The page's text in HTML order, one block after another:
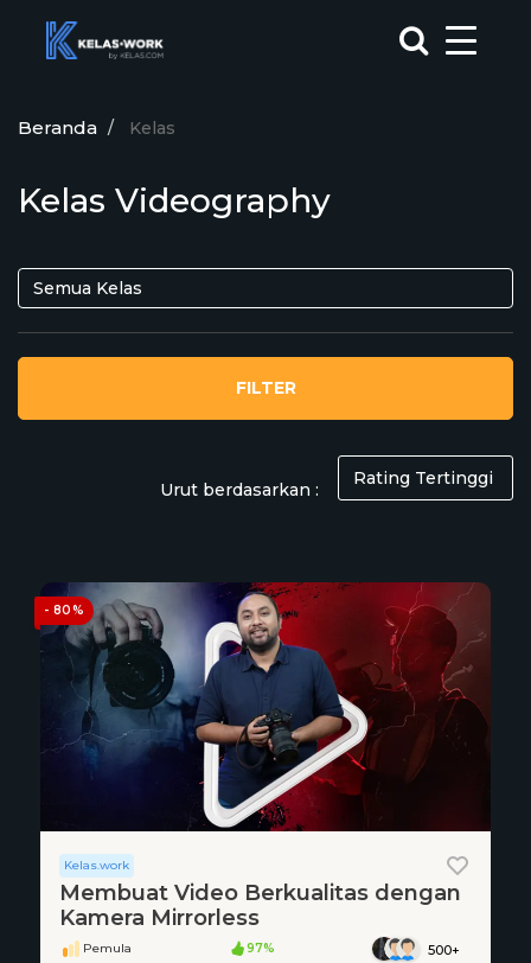
Beranda Kelas
Kelas Videography
FILTER
Urut berdasarkan :
- 80%
Kelas.work
Membuat Video Berkualitas dengan
Kamera Mirrorless
Pemula 97% 500+